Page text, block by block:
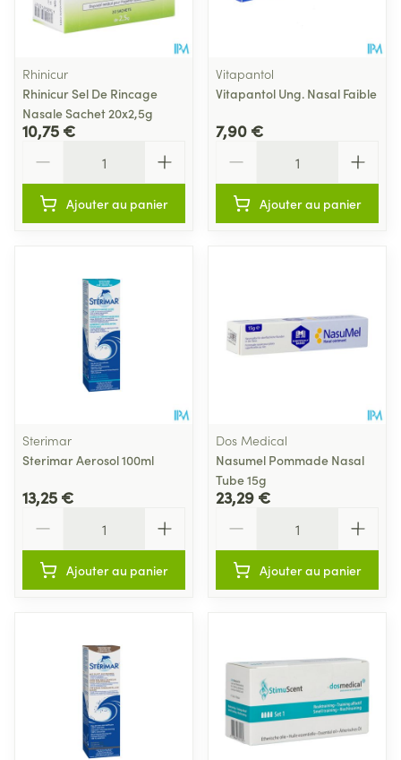
Rhinicur
Rhinicur Sel De Rincage
Nasale Sachet 20x2,5g
10,75 €
Ajouter au panier
Vitapantol
Vitapantol Ung. Nasal Faible
7,90 €
Ajouter au panier
Sterimar
Sterimar Aerosol 100ml
13,25 €
Ajouter au panier
Dos Medical
Nasumel Pommade Nasal
Tube 15g
23,29 €
Ajouter au panier